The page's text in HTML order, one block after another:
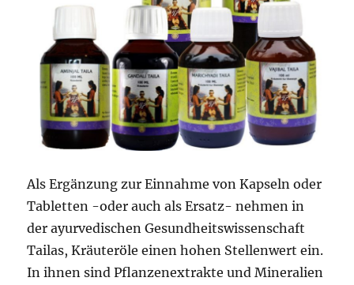
Als Ergänzung zur Einnahme von Kapseln oder
Tabletten -oder auch als Ersatz- nehmen in
der ayurvedischen Gesundheitswissenschaft
Tailas, Kräuteröle einen hohen Stellenwert ein.
In ihnen sind Pflanzenextrakte und Mineralien